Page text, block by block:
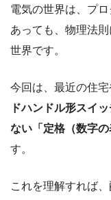
電気の世界は、プ
あっても、物理法
世界です。
今回は、最近の住
ドハンドル形スイ
ない「定格（数字
す。
これを理解すれば